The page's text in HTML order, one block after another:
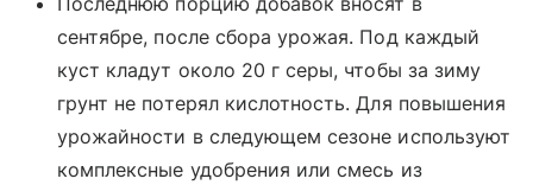
сентябре, после сбора урожая. Под каждый
куст кладут около 20 г серы, чтобы за зиму
грунт не потерял кислотность. Для повышения
урожайности в следующем сезоне используют
комплексные удобрения или смесь из